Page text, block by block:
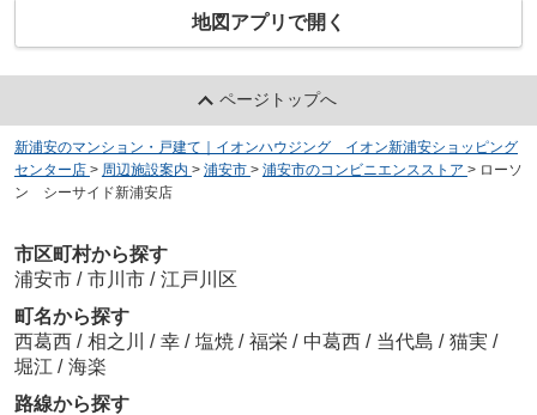
地図アプリで開く
ページトップへ
新浦安のマンション・戸建て｜イオンハウジング イオン新浦安ショッピング
センター店 > 周辺施設案内 > 浦安市 > 浦安市のコンビニエンスストア > ローソ
ン シーサイド新浦安店
市区町村から探す
浦安市 / 市川市 / 江戸川区
町名から探す
西葛西 / 相之川 / 幸 / 塩焼 / 福栄 / 中葛西 / 当代島 / 猫実 /
堀江 / 海楽
路線から探す